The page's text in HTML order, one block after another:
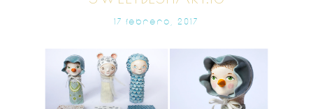
17 FEBRERO, 2017